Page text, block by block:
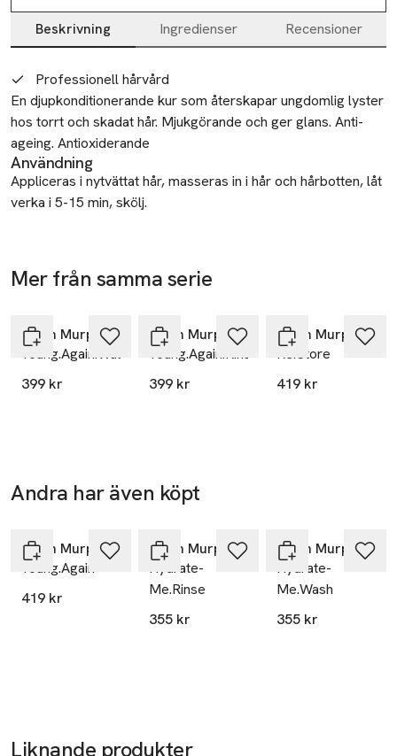
Beskrivning Ingredienser Recensioner
Beskrivning
Professionell hårvård
En djupkonditionerande kur som återskapar ungdomlig lyster
hos torrt och skadat hår. Mjukgörande och ger glans. Anti-
ageing. Antioxiderande
Användning
Appliceras i nytvättat hår, masseras in i hår och hårbotten, låt
verka i 5-15 min, skölj.
Refshalevej 163A
Denmark
KMRegulatory@kevinmurphy.com.au
Mer från samma serie
Kevin Murphy
Young.Again.Wash
399 kr
Kevin Murphy
Young.Again.Rinse
399 kr
Kevin Murphy
Re.Store
419 kr
Andra har även köpt
Kevin Murphy
Young.Again
419 kr
Kevin Murphy
Hydrate-
Me.Rinse
355 kr
Kevin Murphy
Hydrate-
Me.Wash
355 kr
Liknande produkter